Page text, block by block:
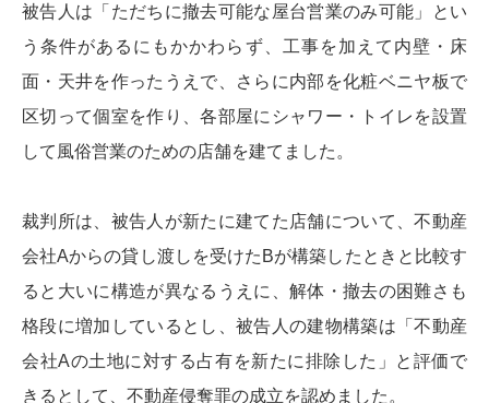
被告人は「ただちに撤去可能な屋台営業のみ可能」とい
う条件があるにもかかわらず、工事を加えて内壁・床
面・天井を作ったうえで、さらに内部を化粧ベニヤ板で
区切って個室を作り、各部屋にシャワー・トイレを設置
して風俗営業のための店舗を建てました。
裁判所は、被告人が新たに建てた店舗について、不動産
会社Aからの貸し渡しを受けたBが構築したときと比較す
ると大いに構造が異なるうえに、解体・撤去の困難さも
格段に増加しているとし、被告人の建物構築は「不動産
会社Aの土地に対する占有を新たに排除した」と評価で
きるとして、不動産侵奪罪の成立を認めました。